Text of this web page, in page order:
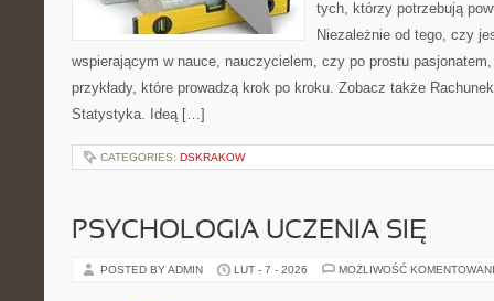
tych, którzy potrzebują
Niezależnie od tego, czy
wspierającym w nauce, nauczycielem, czy po prostu
przykłady, które prowadzą krok po kroku. Zobacz także
Statystyka. Ideą […]
CATEGORIES: DSKRAKOW
PSYCHOLOGIA UCZENIA SIĘ
POSTED BY ADMIN LUT - 7 - 2026 MOŻLIWOŚĆ